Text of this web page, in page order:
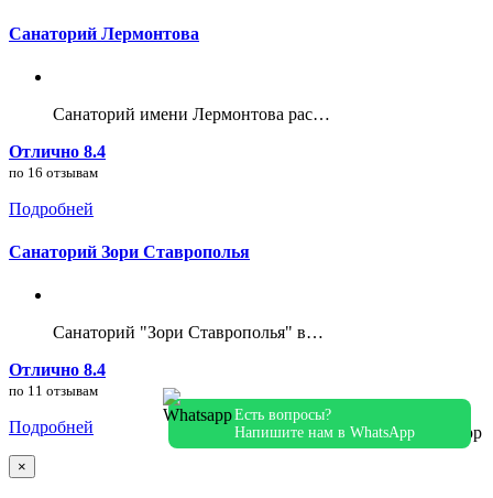
Санаторий Лермонтова
Санаторий имени Лермонтова рас…
Отлично 8.4
по 16 отзывам
Подробней
Санаторий Зори Ставрополья
Санаторий "Зори Ставрополья" в…
Отлично 8.4
по 11 отзывам
Подробней
×
Есть вопросы?
Напишите нам в WhatsApp